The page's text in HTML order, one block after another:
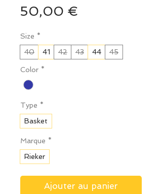
50,00 €
Size *
40
41 42 43 44 45
Color *
Type *
Basket
Marque *
Rieker
Ajouter au panier